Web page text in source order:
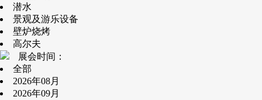
潜水
景观及游乐设备
壁炉烧烤
高尔夫
展会时间：
全部
2026年08月
2026年09月